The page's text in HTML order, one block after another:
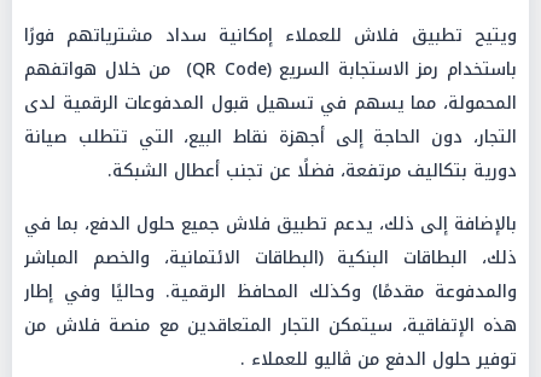
ويتيح تطبيق فلاش للعملاء إمكانية سداد مشترياتهم فورًا
باستخدام رمز الاستجابة السريع (QR Code) من خلال هواتفهم
المحمولة، مما يسهم في تسهيل قبول المدفوعات الرقمية لدى
التجار، دون الحاجة إلى أجهزة نقاط البيع، التي تتطلب صيانة
دورية بتكاليف مرتفعة، فضلًا عن تجنب أعطال الشبكة.
بالإضافة إلى ذلك، يدعم تطبيق فلاش جميع حلول الدفع، بما في
ذلك، البطاقات البنكية (البطاقات الائتمانية، والخصم المباشر
والمدفوعة مقدمًا) وكذلك المحافظ الرقمية. وحاليًا وفي إطار
هذه الإتفاقية، سيتمكن التجار المتعاقدين مع منصة فلاش من
توفير حلول الدفع من ڤاليو للعملاء .